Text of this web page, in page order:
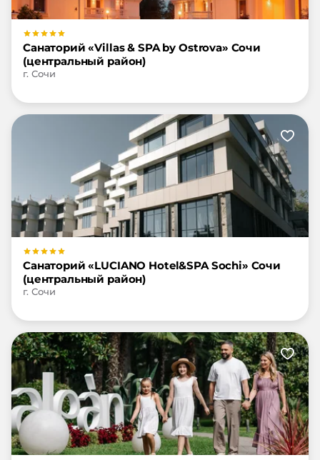
Санаторий «Villas & SPA by Ostrova» Сочи
(центральный район)
г. Сочи
Санаторий «LUCIANO Hotel&SPA Sochi» Сочи
(центральный район)
г. Сочи